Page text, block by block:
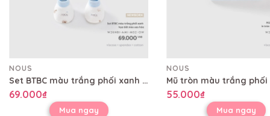
NOUS
Set BTBC màu trắng phối xanh họa tiết mèo sao hỏa
69.000₫
Mua ngay
NOUS
55.000₫
Mua ngay